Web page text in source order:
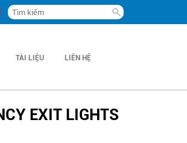
TÀI LIỆU LIÊN HỆ
EXIT LIGHTS